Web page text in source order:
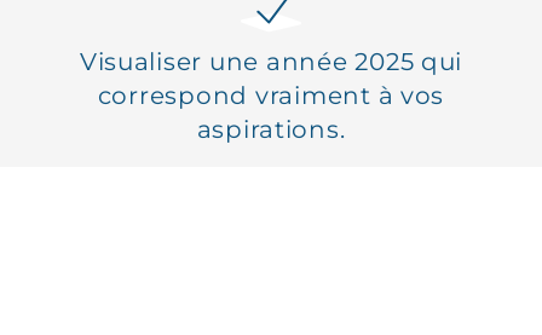
Visualiser une année 2025 qui
correspond vraiment à vos
aspirations.